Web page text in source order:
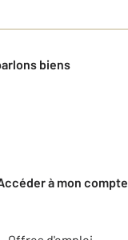
biens
Accéder à mon compte